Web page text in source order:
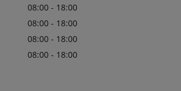
08:00 - 18:00
08:00 - 18:00
08:00 - 18:00
08:00 - 18:00